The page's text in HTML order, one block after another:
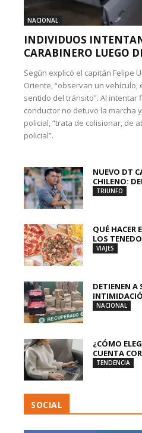
NACIONAL
INDIVIDUOS
CARABINERO LUEGO
Según explicó el capitán Felipe
Oriente, “observan un
sentido del tránsito”. Al intentar
conductor no detuvo la marcha
policial, “trata de colisionar, de
policial”.
NUEVO DT
CHILENO:
TRIUNFO
QUÉ HACER
LOS
VIAJES
DETIENEN A
NACIONAL
¿CÓMO
CUENTA
TENDENCIA
SOCIAL